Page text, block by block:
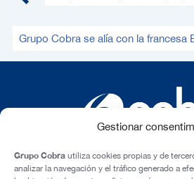
Gestionar
Grupo Cobra utiliza cookies propias y de
analizar la navegación y el tráfico generado a